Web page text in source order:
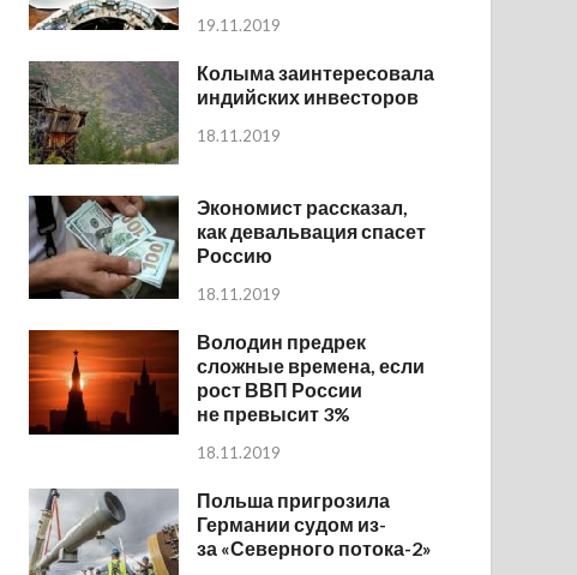
19.11.2019
Колыма заинтересовала
индийских инвесторов
18.11.2019
Экономист рассказал,
как девальвация спасет
Россию
18.11.2019
Володин предрек
сложные времена, если
рост ВВП России
не превысит 3%
18.11.2019
Польша пригрозила
Германии судом из-
за «Северного потока-2»